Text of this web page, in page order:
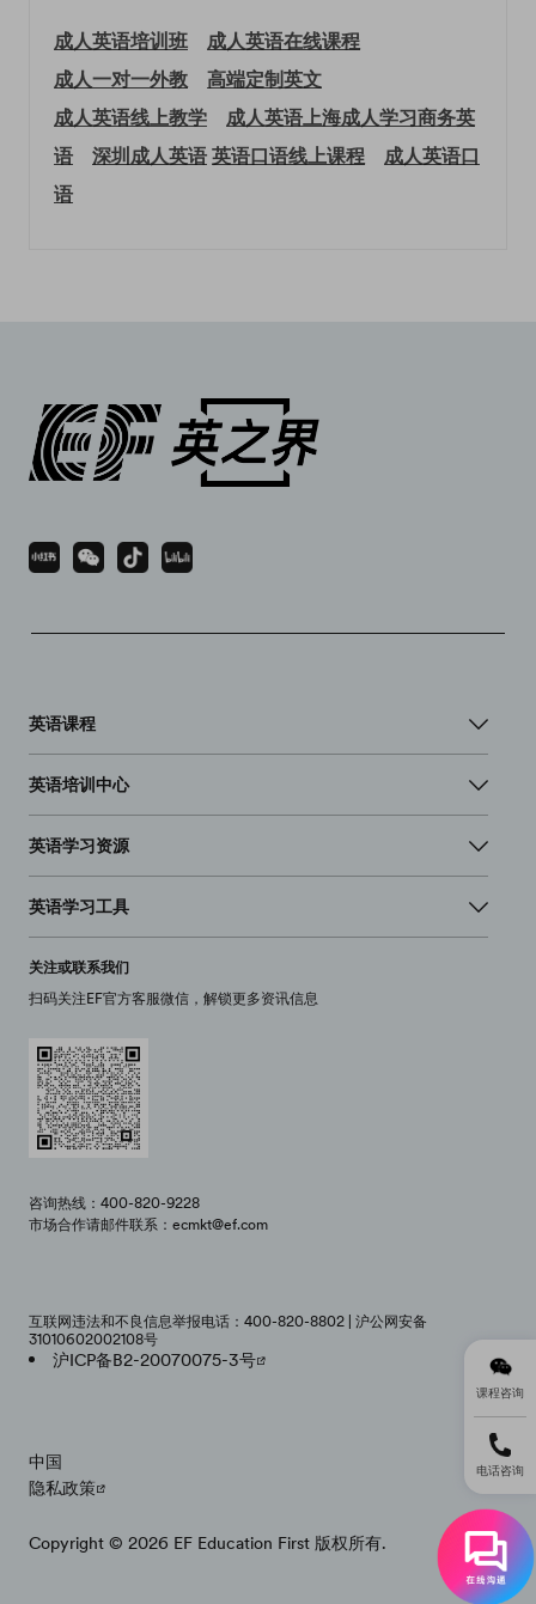
成人英语培训班
成人英语在线课程
成人一对一外教
高端定制英文
成人英语线上教学
成人英语上海成人学习商务英
语
深圳成人英语英语口语线上课程
成人英语口
语
英语课程
英语培训中心
英语学习资源
英语学习工具
关注或联系我们
扫码关注EF官方客服微信，解锁更多资讯信息
咨询热线：400-820-9228
市场合作请邮件联系：ecmkt@ef.com
互联网违法和不良信息举报电话：400-820-8802 | 沪公网安备
31010602002108号
沪ICP备B2-20070075-3号
中国
隐私政策
Copyright © 2026 EF Education First 版权所有.
课程咨询
电话咨询